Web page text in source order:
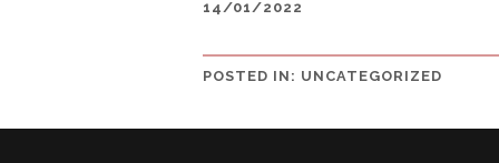
14/01/2022
POSTED IN: UNCATEGORIZED